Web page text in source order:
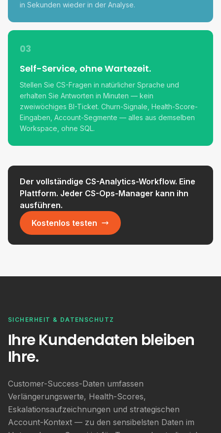
in Sekunden wieder in der Analyse.
03
Self-Service, ohne Wartezeit.
Stellen Sie CS-Fragen in natürlicher Sprache und
erhalten Sie Antworten in Minuten — kein
zweiwöchiges BI-Ticket. Churn-Signale, Health-Score-
Eingaben, Account-Segmente — alles aus demselben
Workspace, ohne SQL.
Der vollständige CS-Analytics-Workflow. Eine
Plattform. Jeder CS-Ops-Manager kann ihn
ausführen.
Kostenlos testen
SICHERHEIT & DATENSCHUTZ
Ihre Kundendaten bleiben
Ihre.
Customer-Success-Daten umfassen
Verlängerungswerte, Health-Scores,
Eskalationsaufzeichnungen und strategischen
Account-Kontext — zu den sensibelsten Daten im